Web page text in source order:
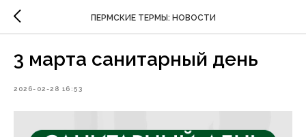
ПЕРМСКИЕ ТЕРМЫ: НОВОСТИ
3 марта санитарный день
2026-02-28 16:53